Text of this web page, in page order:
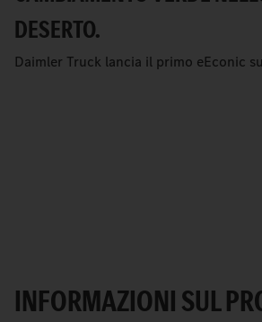
DESERTO.
Daimler Truck lancia il primo eEconic
INFORMAZIONI SUL